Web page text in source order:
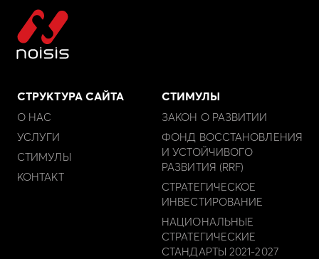
СТРУКТУРА САЙТА
О НАС
УСЛУГИ
СТИМУЛЫ
КОНТАКТ
СТИМУЛЫ
ЗАКОН О РАЗВИТИИ
ФОНД ВОССТАНОВЛЕНИЯ
И УСТОЙЧИВОГО
РАЗВИТИЯ (RRF)
СТРАТЕГИЧЕСКОЕ
ИНВЕСТИРОВАНИЕ
НАЦИОНАЛЬНЫЕ
СТРАТЕГИЧЕСКИЕ
СТАНДАРТЫ 2021-2027